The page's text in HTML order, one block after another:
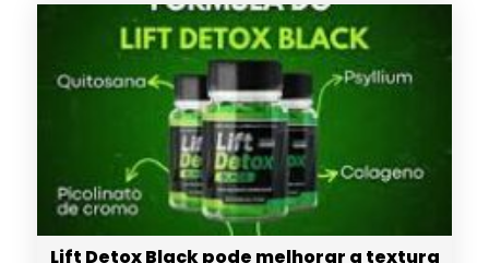
Lift Detox Black pode melhorar a textura